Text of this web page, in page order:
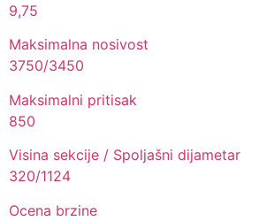
9,75
Maksimalna nosivost
3750/3450
Maksimalni pritisak
850
Visina sekcije / Spoljašni dijametar
320/1124
Ocena brzine